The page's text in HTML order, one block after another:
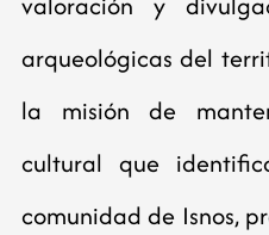
arqueológicas del
la misión de
cultural que
comunidad de Isnos,